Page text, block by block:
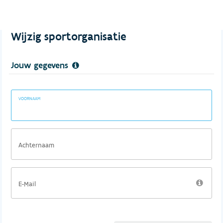
Wijzig sportorganisatie
Jouw gegevens
VOORNAAM
Achternaam
E-Mail